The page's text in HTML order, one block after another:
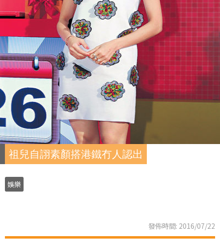
祖兒自詡素顏搭港鐵冇人認出
娛樂
發佈時間: 2016/07/22